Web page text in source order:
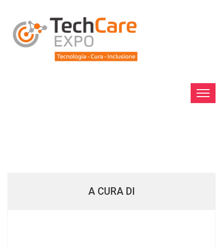
A CURA DI